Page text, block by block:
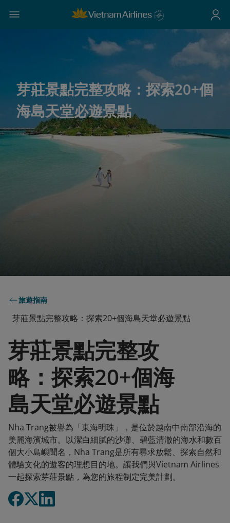
芽莊景點完整攻略：探索20+個
海島天堂必遊景點
旅遊指南
芽莊景點完整攻略：探索20+個海島天堂必遊景點
芽莊景點完整攻
略：探索20+個海
島天堂必遊景點
Nha Trang被譽為「東海明珠」，是位於越南中南部沿海的
美麗海濱城市。以潔白細膩的沙灘、碧藍清澈的海水和數百
個大小島嶼聞名，Nha Trang是所有尋求放鬆、探索自然和
體驗文化的遊客的理想目的地。讓我們與Vietnam Airlines
一起探索芽莊景點，為您的旅程制定完美計劃。